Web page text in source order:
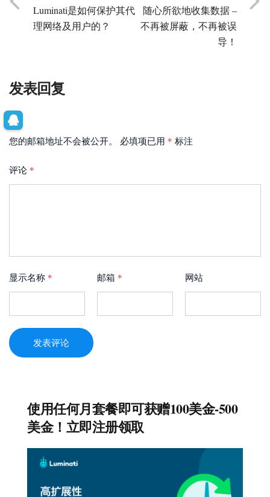
Luminati是如何保护其代
理网络及用户的？
随心所欲地收集数据 –
不再被屏蔽，不再被误
导！
发表回复
您的邮箱地址不会被公开。 必填项已用 * 标注
评论 *
显示名称 * 邮箱 * 网站
发表评论
使用任何月套餐即可获赠100美金-500
美金！立即注册领取